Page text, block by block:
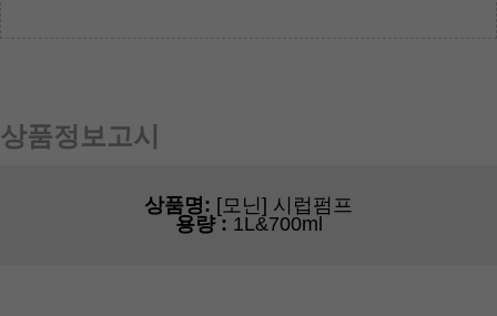
상품정보고시
상품명: [모닌] 시럽펌프
용량 : 1L&700ml